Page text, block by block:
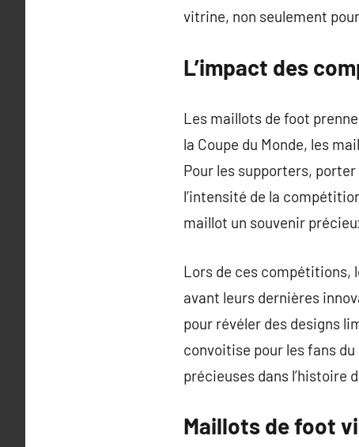
vitrine, non seulement
L’impact des
Les maillots de foot
la Coupe du Monde, les
Pour les supporters,
l’intensité de la
maillot un souvenir
Lors de ces compétitions,
avant leurs dernières
pour révéler des designs
convoitise pour les fans
précieuses dans l’histoire
Maillots de foot